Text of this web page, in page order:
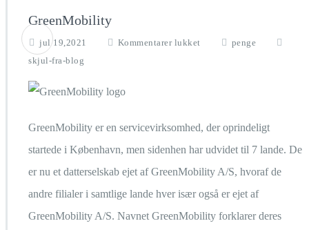
GreenMobility
jul 19,2021 Kommentarer lukket
penge
skjul-fra-blog
GreenMobility er en servicevirksomhed, der oprindeligt
startede i København, men sidenhen har udvidet til 7 lande. De
er nu et datterselskab ejet af GreenMobility A/S, hvoraf de
andre filialer i samtlige lande hver især også er ejet af
GreenMobility A/S. Navnet GreenMobility forklarer deres